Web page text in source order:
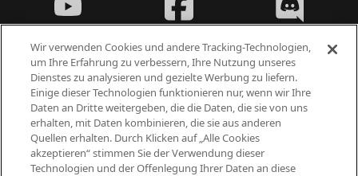
Fantasy Violence
Suggestive Themes
Wir verwenden Cookies und andere Tracking-Technologien,
um Ihre Erfahrung zu verbessern, Ihre Nutzung unseres
Dienstes zu analysieren und gezielte Werbung zu liefern.
Einige dieser Technologien funktionieren nur, wenn wir Ihre
Daten an Dritte weitergeben, die die Daten, die sie von uns
erhalten, mit Daten kombinieren, die sie aus anderen
Quellen erhalten. Durch Klicken auf „Alle Cookies
akzeptieren“ stimmen Sie der Verwendung dieser
Technologien und der Offenlegung Ihrer Daten an diese